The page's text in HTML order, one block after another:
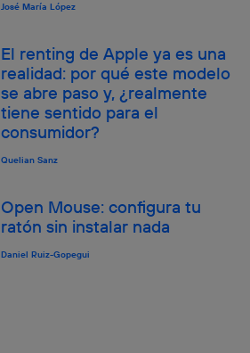
José María López
El renting de Apple ya es una
realidad: por qué este modelo
se abre paso y, ¿realmente
tiene sentido para el
consumidor?
Quelian Sanz
Open Mouse: configura tu
ratón sin instalar nada
Daniel Ruiz-Gopegui